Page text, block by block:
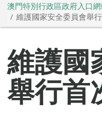
澳門特別行政區政府入口
維護國家安全委員會舉
維護國
舉行首